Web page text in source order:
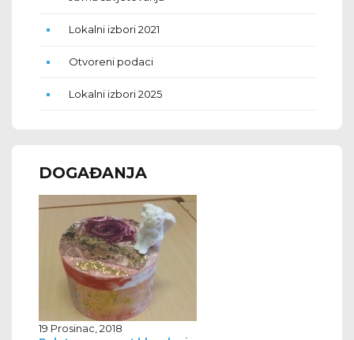
Lokalni izbori 2021
Otvoreni podaci
Lokalni izbori 2025
DOGAĐANJA
19 Prosinac, 2018